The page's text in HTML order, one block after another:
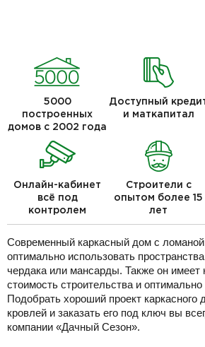
5000
построенных
домов с 2002 года
Доступный
и маткапитал
Онлайн-кабинет
всё под
контролем
Строители с
опытом более 15
лет
Современный каркасный дом с
оптимально использовать
чердака или мансарды. Также он
стоимость строительства и
Подобрать хороший проект каркасного
кровлей и заказать его под ключ вы
компании «Дачный Сезон».